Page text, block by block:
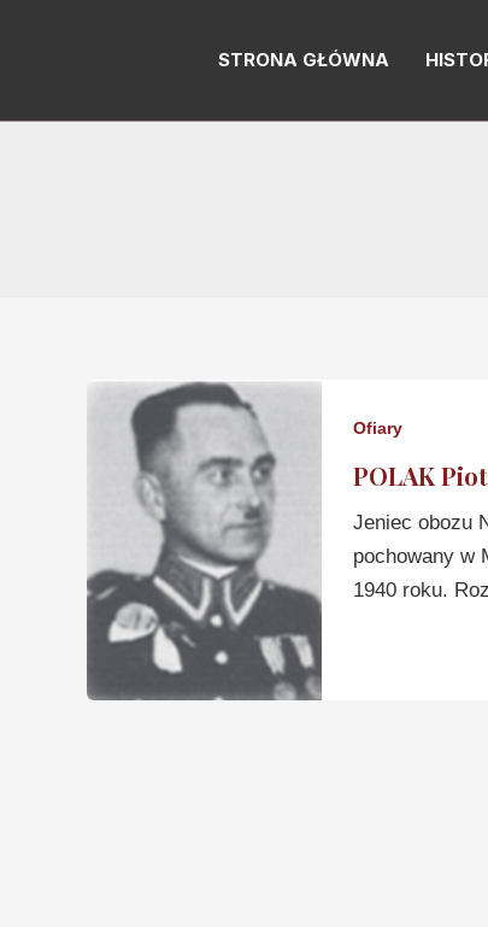
STRONA GŁÓWNA
Ofiary
POLAK
Jeniec obozu
pochowany w
1940 roku.